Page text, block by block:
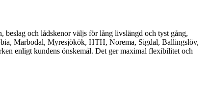
och lådskenor väljs för lång livslängd och tyst gång,
Marbodal, Myresjökök, HTH, Norema, Sigdal, Ballingslöv,
enligt kundens önskemål. Det ger maximal flexibilitet och